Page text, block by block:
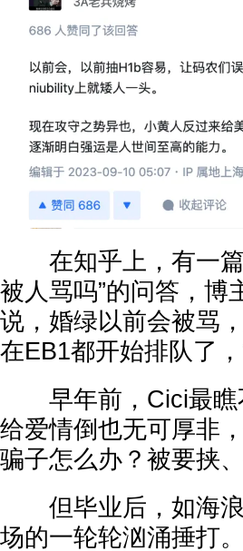
在知乎上，有一篇
被人骂吗”的问答，博
说，婚绿以前会被骂
在EB1都开始排队了
早年前，Cici最瞧
给爱情倒也无可厚非
骗子怎么办？被要挟
但毕业后，如海浪
场的一轮轮汹涌捶打。